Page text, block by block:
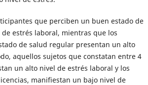
que perciben un buen estado de
estrés laboral, mientras que los
de salud regular presentan un alto
aquellos sujetos que constatan entre 4
un alto nivel de estrés laboral y los
manifiestan un bajo nivel de